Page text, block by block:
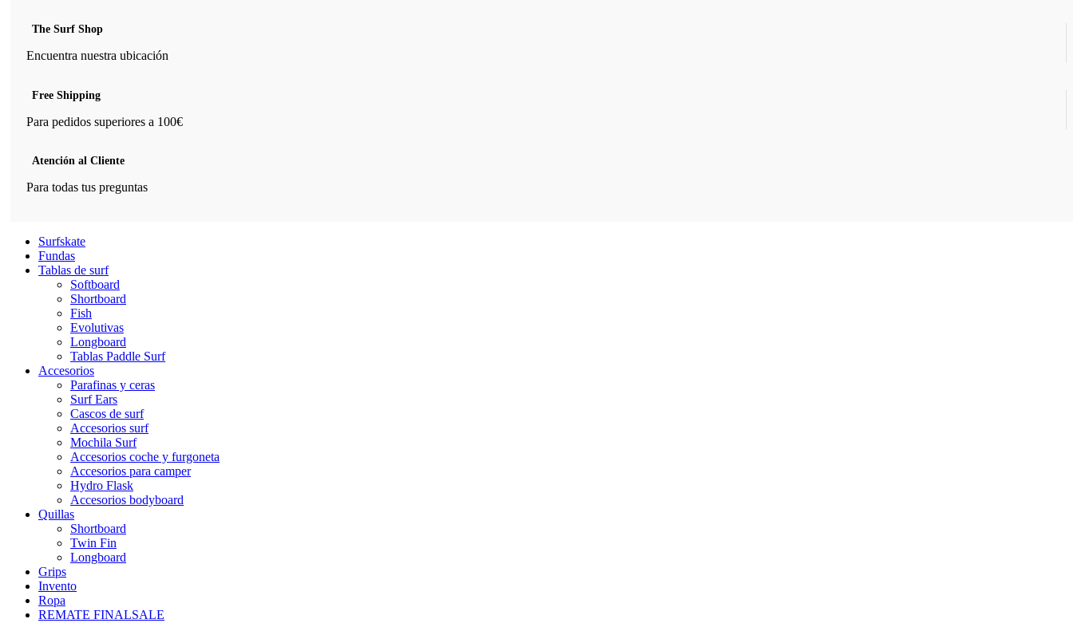
The Surf Shop
Encuentra nuestra ubicación
Free Shipping
Para pedidos superiores a 100€
Atención al Cliente
Para todas tus preguntas
Surfskate
Fundas
Tablas de surf
Softboard
Shortboard
Fish
Evolutivas
Longboard
Tablas Paddle Surf
Accesorios
Parafinas y ceras
Surf Ears
Cascos de surf
Accesorios surf
Mochila Surf
Accesorios coche y furgoneta
Accesorios para camper
Hydro Flask
Accesorios bodyboard
Quillas
Shortboard
Twin Fin
Longboard
Grips
Invento
Ropa
REMATE FINALSALE